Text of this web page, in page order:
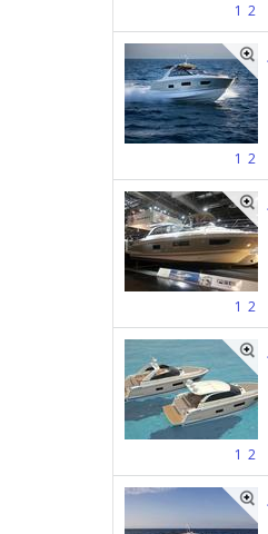
1 2
1 2
1 2
1 2